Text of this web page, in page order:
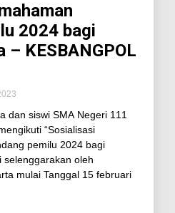
2024 bagi
– KESBANGPOL
dan siswi SMA Negeri 111
“Sosialisasi
pemilu 2024 bagi
selenggarakan oleh
mulai Tanggal 15 februari